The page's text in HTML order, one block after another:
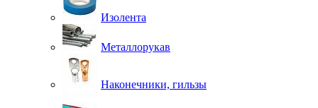
Изолента
Металлорукав
Наконечники, гильзы